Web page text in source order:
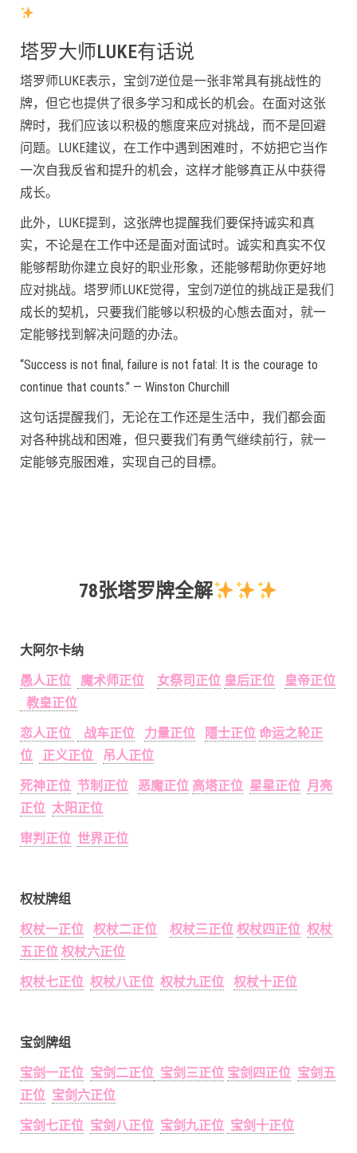
塔罗大师LUKE有话说
塔罗师LUKE表示，宝剑7逆位是一张非常具有挑战性的
牌，但它也提供了很多学习和成长的机会。在面对这张
牌时，我们应该以积极的態度来应对挑战，而不是回避
问题。LUKE建议，在工作中遇到困难时，不妨把它当作
一次自我反省和提升的机会，这样才能够真正从中获得
成长。
此外，LUKE提到，这张牌也提醒我们要保持诚实和真
实，不论是在工作中还是面对面试时。诚实和真实不仅
能够帮助你建立良好的职业形象，还能够帮助你更好地
应对挑战。塔罗师LUKE觉得，宝剑7逆位的挑战正是我们
成长的契机，只要我们能够以积极的心態去面对，就一
定能够找到解决问题的办法。
“Success is not final, failure is not fatal: It is the courage to
continue that counts.” — Winston Churchill
这句话提醒我们，无论在工作还是生活中，我们都会面
对各种挑战和困难，但只要我们有勇气继续前行，就一
定能够克服困难，实现自己的目標。
78张塔罗牌全解
大阿尔卡纳
愚人正位
魔术师正位 女祭司正位 皇后正位
皇帝正位
教皇正位
恋人正位
战车正位 力量正位 隱士正位 命运之轮正
位
正义正位
吊人正位
死神正位 节制正位 恶魔正位 高塔正位 星星正位 月亮
正位 太阳正位
审判正位 世界正位
权杖牌组
权杖一正位
权杖二正位 权杖三正位 权杖四正位 权杖
五正位 权杖六正位
权杖七正位 权杖八正位 权杖九正位 权杖十正位
宝剑牌组
宝剑一正位 宝剑二正位 宝剑三正位 宝剑四正位 宝剑五
正位 宝剑六正位
宝剑七正位 宝剑八正位 宝剑九正位 宝剑十正位